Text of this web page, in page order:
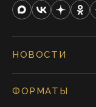
НОВОСТИ
ФОРМАТЫ